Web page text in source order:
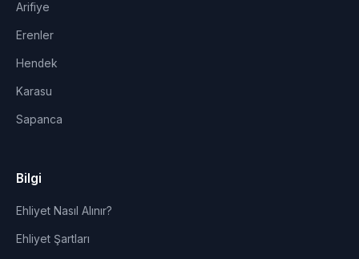
Arifiye
Erenler
Hendek
Karasu
Sapanca
Bilgi
Ehliyet Nasıl Alınır?
Ehliyet Şartları